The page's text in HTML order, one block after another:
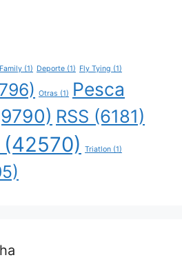
(1) Deporte (1) Fly Tying (1)
Otras (1)
Pesca
RSS (6181)
(42570) Triatlon (1)